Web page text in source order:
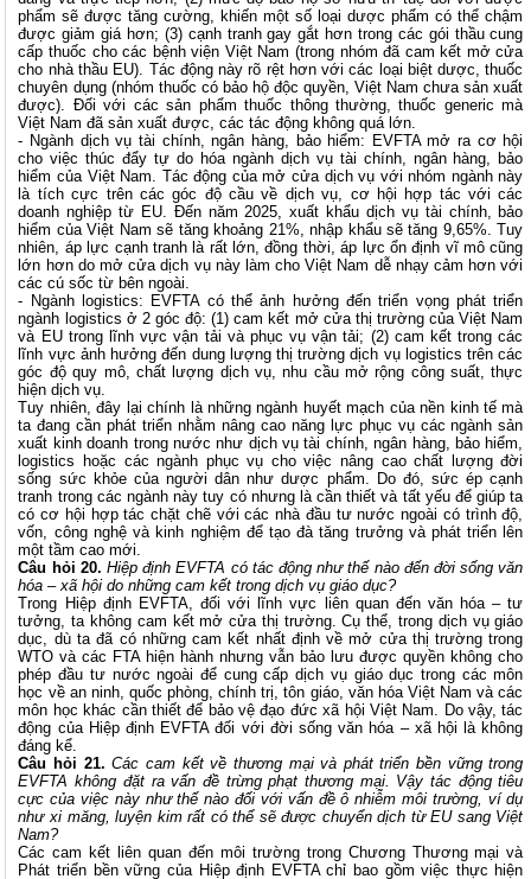
phẩm sẽ được tăng cường, khiến một số loại dược phẩm có thể chậm
được giảm giá hơn; (3) cạnh tranh gay gắt hơn trong các gói thầu cung
cấp thuốc cho các bệnh viện Việt Nam (trong nhóm đã cam kết mở cửa
cho nhà thầu EU). Tác động này rõ rệt hơn với các loại biệt dược, thuốc
chuyên dụng (nhóm thuốc có bảo hộ độc quyền, Việt Nam chưa sản xuất
được). Đối với các sản phẩm thuốc thông thường, thuốc generic mà
Việt Nam đã sản xuất được, các tác động không quá lớn.
- Ngành dịch vụ tài chính, ngân hàng, bảo hiểm: EVFTA mở ra cơ hội
cho việc thúc đẩy tự do hóa ngành dịch vụ tài chính, ngân hàng, bảo
hiểm của Việt Nam. Tác động của mở cửa dịch vụ với nhóm ngành này
là tích cực trên các góc độ cầu về dịch vụ, cơ hội hợp tác với các
doanh nghiệp từ EU. Đến năm 2025, xuất khẩu dịch vụ tài chính, bảo
hiểm của Việt Nam sẽ tăng khoảng 21%, nhập khẩu sẽ tăng 9,65%. Tuy
nhiên, áp lực cạnh tranh là rất lớn, đồng thời, áp lực ổn định vĩ mô cũng
lớn hơn do mở cửa dịch vụ này làm cho Việt Nam dễ nhạy cảm hơn với
các cú sốc từ bên ngoài.
- Ngành logistics: EVFTA có thể ảnh hưởng đến triển vọng phát triển
ngành logistics ở 2 góc độ: (1) cam kết mở cửa thị trường của Việt Nam
và EU trong lĩnh vực vận tải và phục vụ vận tải; (2) cam kết trong các
lĩnh vực ảnh hưởng đến dung lượng thị trường dịch vụ logistics trên các
góc độ quy mô, chất lượng dịch vụ, nhu cầu mở rộng công suất, thực
hiện dịch vụ.
Tuy nhiên, đây lại chính là những ngành huyết mạch của nền kinh tế mà
ta đang cần phát triển nhằm nâng cao năng lực phục vụ các ngành sản
xuất kinh doanh trong nước như dịch vụ tài chính, ngân hàng, bảo hiểm,
logistics hoặc các ngành phục vụ cho việc nâng cao chất lượng đời
sống sức khỏe của người dân như dược phẩm. Do đó, sức ép cạnh
tranh trong các ngành này tuy có nhưng là cần thiết và tất yếu để giúp ta
có cơ hội hợp tác chặt chẽ với các nhà đầu tư nước ngoài có trình độ,
vốn, công nghệ và kinh nghiệm để tạo đà tăng trưởng và phát triển lên
một tầm cao mới.
Câu hỏi 20.Hiệp định EVFTA có tác động như thế nào đến đời sống văn
hóa – xã hội do những cam kết trong dịch vụ giáo dục?
Trong Hiệp định EVFTA, đối với lĩnh vực liên quan đến văn hóa – tư
tưởng, ta không cam kết mở cửa thị trường. Cụ thể, trong dịch vụ giáo
dục, dù ta đã có những cam kết nhất định về mở cửa thị trường trong
WTO và các FTA hiện hành nhưng vẫn bảo lưu được quyền không cho
phép đầu tư nước ngoài để cung cấp dịch vụ giáo dục trong các môn
học về an ninh, quốc phòng, chính trị, tôn giáo, văn hóa Việt Nam và các
môn học khác cần thiết để bảo vệ đạo đức xã hội Việt Nam. Do vậy, tác
động của Hiệp định EVFTA đối với đời sống văn hóa – xã hội là không
đáng kể.
Câu hỏi 21. Các cam kết về thương mại và phát triển bền vững trong
EVFTA không đặt ra vấn đề trừng phạt thương mại. Vậy tác động tiêu
cực của việc này như thế nào đối với vấn đề ô nhiễm môi trường, ví dụ
như xi măng, luyện kim rất có thể sẽ được chuyển dịch từ EU sang Việt
Nam?
Các cam kết liên quan đến môi trường trong Chương Thương mại và
Phát triển bền vững của Hiệp định EVFTA chỉ bao gồm việc thực hiện